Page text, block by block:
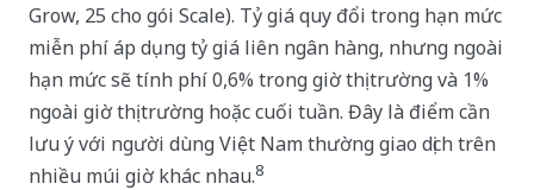
Grow, 25 cho gói Scale). Tỷ giá quy đổi trong hạn mức
miễn phí áp dụng tỷ giá liên ngân hàng, nhưng ngoài
hạn mức sẽ tính phí 0,6% trong giờ thị trường và 1%
ngoài giờ thị trường hoặc cuối tuần. Đây là điểm cần
lưu ý với người dùng Việt Nam thường giao dịch trên
nhiều múi giờ khác nhau.8